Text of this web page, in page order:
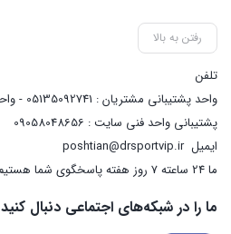
رفتن به بالا
تلفن
پشتیبانی واحد فنی سایت : 09058048656
ایمیلposhtian@drsportvip.ir
ما 24 ساعته 7 روز هفته پاسخگوی شما هستیم.
ما را در شبکه‌های اجتماعی دنبال کنید